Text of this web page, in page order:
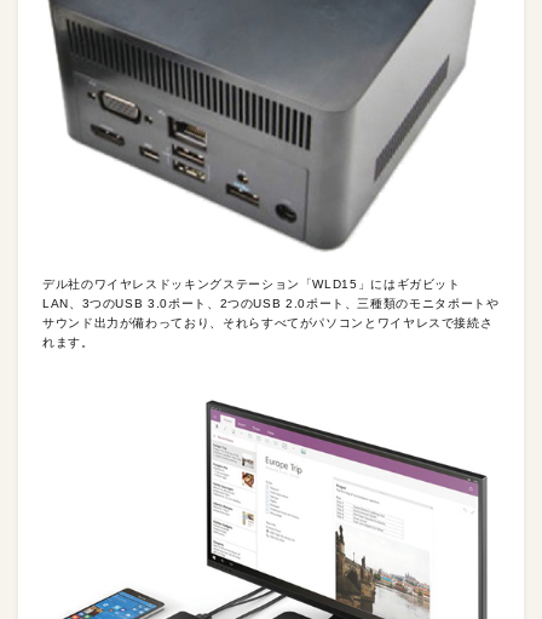
デル社のワイヤレスドッキングステーション「WLD15」にはギガビット
LAN、3つのUSB 3.0ポート、2つのUSB 2.0ポート、三種類のモニタポートや
サウンド出力が備わっており、それらすべてがパソコンとワイヤレスで接続さ
れます。